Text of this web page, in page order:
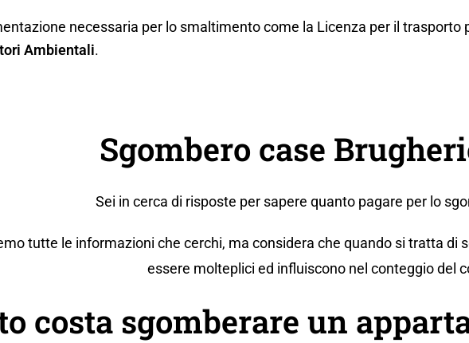
necessaria per lo smaltimento come la Licenza per il trasporto
Ambientali.
Sgombero case
Sei in cerca di risposte per sapere quanto pagare per lo
tutte le informazioni che cerchi, ma considera che quando si tratta di
essere molteplici ed influiscono nel conteggio del
costa sgomberare un